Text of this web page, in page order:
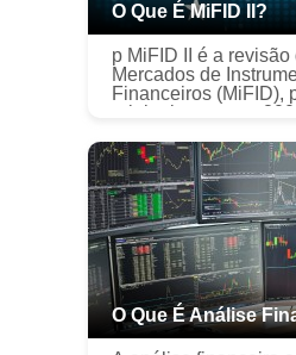
O Que É MiFID II?
p MiFID II é a
Mercados de
Financeiros (MiFID),
originalmente em
EuropeiaEconomic
econôm...
O Que É Análise